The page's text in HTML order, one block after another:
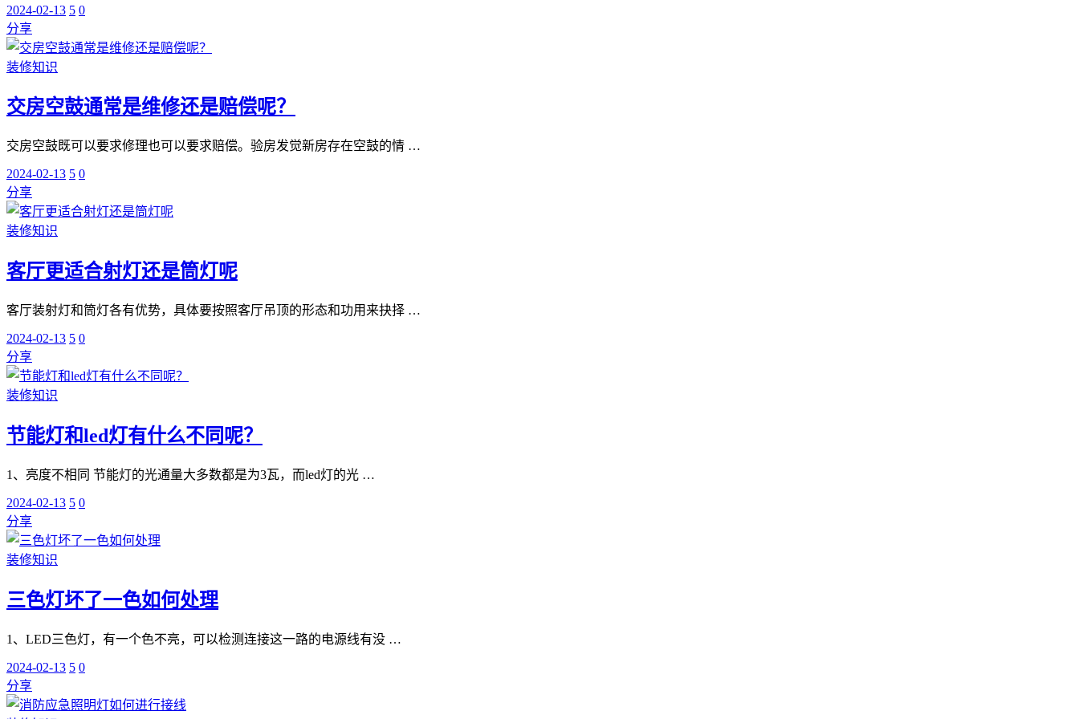
2024-02-13 5 0
分享
装修知识
交房空鼓通常是维修还是赔偿呢？
交房空鼓既可以要求修理也可以要求赔偿。验房发觉新房存在空鼓的情 …
2024-02-13 5 0
分享
装修知识
客厅更适合射灯还是筒灯呢
客厅装射灯和筒灯各有优势，具体要按照客厅吊顶的形态和功用来抉择 …
2024-02-13 5 0
分享
装修知识
节能灯和led灯有什么不同呢？
1、亮度不相同 节能灯的光通量大多数都是为3瓦，而led灯的光 …
2024-02-13 5 0
分享
装修知识
三色灯坏了一色如何处理
1、LED三色灯，有一个色不亮，可以检测连接这一路的电源线有没 …
2024-02-13 5 0
分享